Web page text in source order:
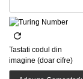
Tastati codul din
imagine (doar cifre)